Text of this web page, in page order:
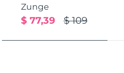
Zunge
$ 109
$ 77,39